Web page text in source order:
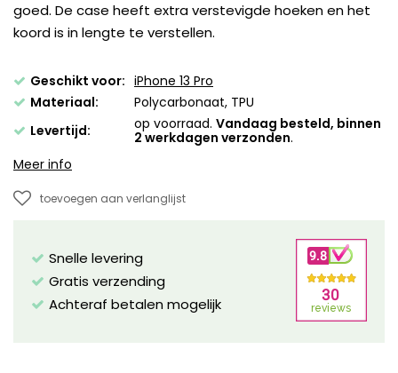
goed. De case heeft extra verstevigde hoeken en het
koord is in lengte te verstellen.
Geschikt voor: iPhone 13 Pro
Materiaal:
Polycarbonaat, TPU
Levertijd:
op voorraad. Vandaag besteld, binnen
2 werkdagen verzonden.
Meer info
toevoegen aan verlanglijst
Snelle levering
Gratis verzending
Achteraf betalen mogelijk